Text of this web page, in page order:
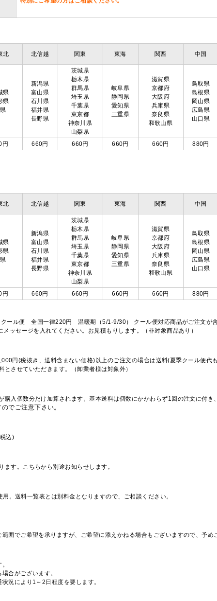
北 北信越 関東 東海 関西 中国
県
県
県
新潟県
富山県
石川県
福井県
長野県
茨城県
栃木県
群馬県
埼玉県
千葉県
東京都
神奈川県
山梨県
岐阜県
静岡県
愛知県
三重県
滋賀県
京都府
大阪府
兵庫県
奈良県
和歌山県
鳥取県
島根県
岡山県
広島県
山口県
円 660円 660円 660円 660円 880円
北 北信越 関東 東海 関西 中国
県
県
県
新潟県
富山県
石川県
福井県
長野県
茨城県
栃木県
群馬県
埼玉県
千葉県
東京都
神奈川県
山梨県
岐阜県
静岡県
愛知県
三重県
滋賀県
京都府
大阪府
兵庫県
奈良県
和歌山県
鳥取県
島根県
岡山県
広島県
山口県
円 660円 660円 660円 660円 880円
ール便 全国一律220円 温暖期（5/1-9/30） クール便対応商品がご注文が
ッセージを入れてください。お見積もりします。（非対象商品あり）
円(税抜き、送料含まない価格)以上のご注文の場合は送料(夏季クール便代
させていただきます。（卸業者様は対象外）
購入個数分だけ加算されます。基本送料は個数にかかわらず1回の注文に付
でご注意下さい。
込)
す。こちらから別途お知らせします。
。送料一覧表とは別料金となりますので、ご相談ください。
囲でご希望を承りますが、ご希望に添えかねる場合もございますので、予め
合がございます。
況により1～2日程度を要します。